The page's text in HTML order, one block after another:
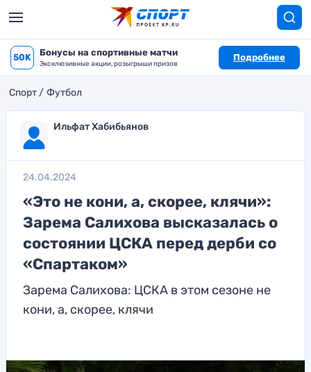
50K Бонусы на спортивные матчи
Эксклюзивные акции, розыгрыши призов
Подробнее
Спорт Футбол
Ильфат Хабибьянов
24.04.2024
«Это не кони, а, скорее, клячи»:
Зарема Салихова высказалась о
состоянии ЦСКА перед дерби со
«Спартаком»
Зарема Салихова: ЦСКА в этом сезоне не
кони, а, скорее, клячи